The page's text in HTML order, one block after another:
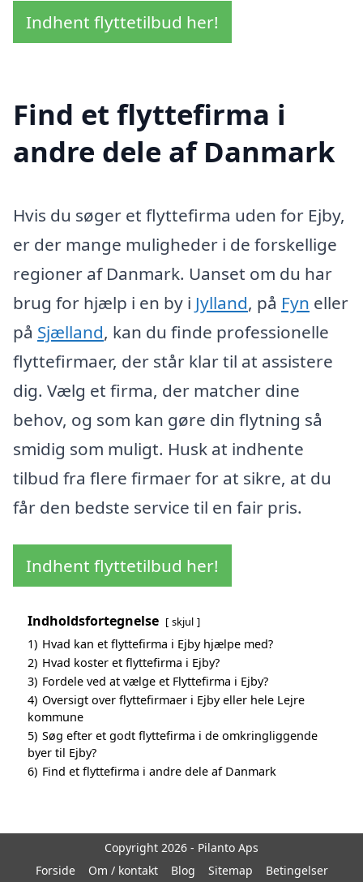
Indhent flyttetilbud her!
Find et flyttefirma i
andre dele af Danmark
Hvis du søger et flyttefirma uden for Ejby,
er der mange muligheder i de forskellige
regioner af Danmark. Uanset om du har
brug for hjælp i en by i Jylland, på Fyn eller
på Sjælland, kan du finde professionelle
flyttefirmaer, der står klar til at assistere
dig. Vælg et firma, der matcher dine
behov, og som kan gøre din flytning så
smidig som muligt. Husk at indhente
tilbud fra flere firmaer for at sikre, at du
får den bedste service til en fair pris.
Indhent flyttetilbud her!
Indholdsfortegnelse skjul
1) Hvad kan et flyttefirma i Ejby hjælpe med?
2) Hvad koster et flyttefirma i Ejby?
3) Fordele ved at vælge et Flyttefirma i Ejby?
4) Oversigt over flyttefirmaer i Ejby eller hele Lejre
kommune
5) Søg efter et godt flyttefirma i de omkringliggende
byer til Ejby?
6) Find et flyttefirma i andre dele af Danmark
Copyright 2026 - Pilanto Aps
Forside
Om / kontakt Blog Sitemap Betingelser